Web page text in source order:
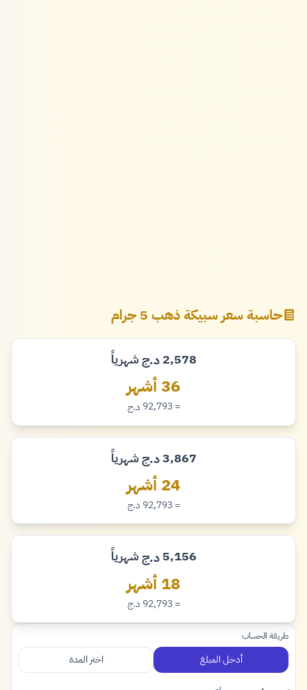
حاسبة سعر سبيكة ذهب 5 جرام
2,578
دينار
د.جشهرياً
36 أشهر
= 92,793 دينار
د.ج
3,867
دينار
د.جشهرياً
24 أشهر
= 92,793 دينار
د.ج
5,156
دينار
د.جشهرياً
18 أشهر
= 92,793 دينار
د.ج
طريقة الحساب
أدخل المبلغ اختر المدة